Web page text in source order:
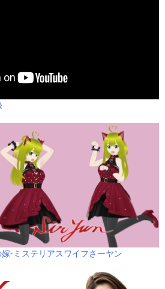
-ミステリアスワイフさーヤン